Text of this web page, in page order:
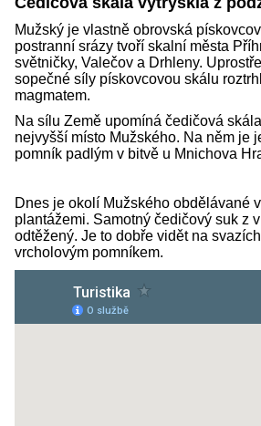
Mužský je vlastně obrovská
postranní srázy tvoří skalní města
světničky, Valečov a Drhleny.
sopečné síly pískovcovou skálu
magmatem.
Na sílu Země upomíná čedičová
nejvyšší místo Mužského. Na něm je
pomník padlým v bitvě u Mnichova
Dnes je okolí Mužského obdělávané
plantážemi. Samotný čedičový suk z
odtěžený. Je to dobře vidět na
vrcholovým pomníkem.